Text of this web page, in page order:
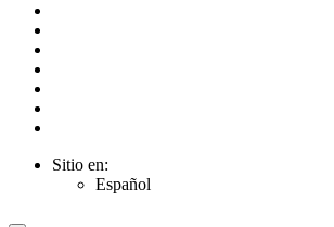
Sitio en:
Español